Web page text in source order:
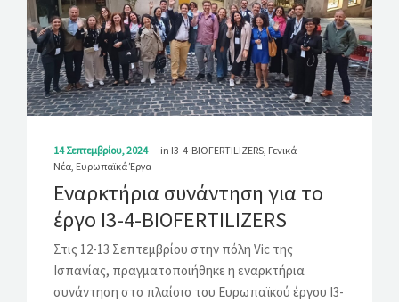
14 Σεπτεμβρίου, 2024 in I3-4-BIOFERTILIZERS, Γενικά
Νέα, Ευρωπαϊκά Έργα
Εναρκτήρια συνάντηση για το
έργο I3-4-BIOFERTILIZERS
Στις 12-13 Σεπτεμβρίου στην πόλη Vic της
Ισπανίας, πραγματοποιήθηκε η εναρκτήρια
συνάντηση στο πλαίσιο του Ευρωπαϊκού έργου I3-